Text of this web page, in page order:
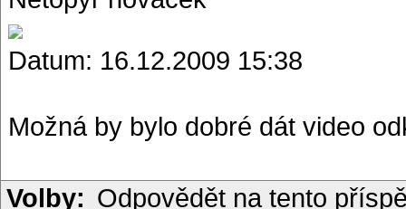
Datum: 16.12.2009 15:38
Možná by bylo dobré dát video
Volby: Odpovědět na tento